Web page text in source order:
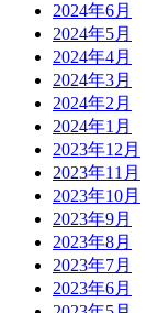
2024年6月
2024年5月
2024年4月
2024年3月
2024年2月
2024年1月
2023年12月
2023年11月
2023年10月
2023年9月
2023年8月
2023年7月
2023年6月